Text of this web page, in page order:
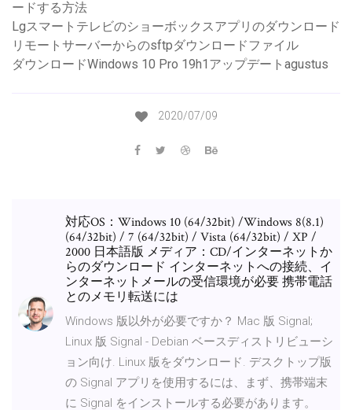
ードする方法
Lgスマートテレビのショーボックスアプリのダウンロード
リモートサーバーからのsftpダウンロードファイル
ダウンロードWindows 10 Pro 19h1アップデートagustus
2020/07/09
対応OS：Windows 10 (64/32bit) /Windows 8(8.1)
(64/32bit) / 7 (64/32bit) / Vista (64/32bit) / XP /
2000 日本語版 メディア：CD/インターネットか
らのダウンロード インターネットへの接続、イ
ンターネットメールの受信環境が必要 携帯電話
とのメモリ転送には
Windows 版以外が必要ですか？ Mac 版 Signal;
Linux 版 Signal - Debian ベースディストリビューシ
ョン向け. Linux 版をダウンロード. デスクトップ版
の Signal アプリを使用するには、まず、携帯端末
に Signal をインストールする必要があります。